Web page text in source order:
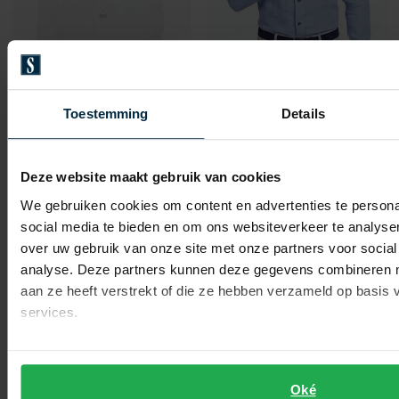
Toestemming Details
Deze website maakt gebruik van cookies
We gebruiken cookies om content en advertenties te
social media te bieden en om ons websiteverkeer te
over uw gebruik van onze site met onze partners voor
analyse. Deze partners kunnen deze gegevens combineren
aan ze heeft verstrekt of die ze hebben verzameld op basis
services.
Oké
John Miller
overhemd wit cutaway
€ 54,98 50%
John Miller
€ 74,98
Toevoegen aan favorieten